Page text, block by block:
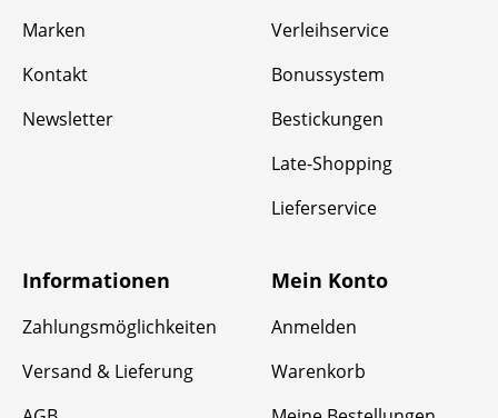
Marken
Kontakt
Newsletter
Verleihservice
Bonussystem
Bestickungen
Late-Shopping
Lieferservice
Informationen
Zahlungsmöglichkeiten
Versand & Lieferung
Mein Konto
Anmelden
Warenkorb